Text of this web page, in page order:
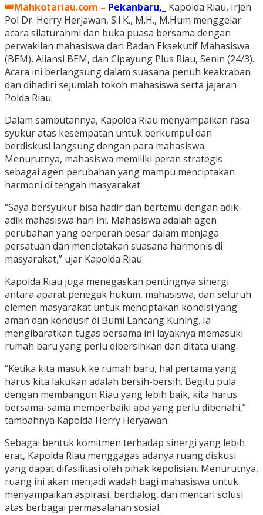
👑Mahkotariau.com – Pekanbaru,_ Kapolda Riau, Irjen
Pol Dr. Herry Herjawan, S.I.K., M.H., M.Hum menggelar
acara silaturahmi dan buka puasa bersama dengan
perwakilan mahasiswa dari Badan Eksekutif Mahasiswa
(BEM), Aliansi BEM, dan Cipayung Plus Riau, Senin (24/3).
Acara ini berlangsung dalam suasana penuh keakraban
dan dihadiri sejumlah tokoh mahasiswa serta jajaran
Polda Riau.
Dalam sambutannya, Kapolda Riau menyampaikan rasa
syukur atas kesempatan untuk berkumpul dan
berdiskusi langsung dengan para mahasiswa.
Menurutnya, mahasiswa memiliki peran strategis
sebagai agen perubahan yang mampu menciptakan
harmoni di tengah masyarakat.
“Saya bersyukur bisa hadir dan bertemu dengan adik-
adik mahasiswa hari ini. Mahasiswa adalah agen
perubahan yang berperan besar dalam menjaga
persatuan dan menciptakan suasana harmonis di
masyarakat,” ujar Kapolda Riau.
Kapolda Riau juga menegaskan pentingnya sinergi
antara aparat penegak hukum, mahasiswa, dan seluruh
elemen masyarakat untuk menciptakan kondisi yang
aman dan kondusif di Bumi Lancang Kuning. Ia
mengibaratkan tugas bersama ini layaknya memasuki
rumah baru yang perlu dibersihkan dan ditata ulang.
“Ketika kita masuk ke rumah baru, hal pertama yang
harus kita lakukan adalah bersih-bersih. Begitu pula
dengan membangun Riau yang lebih baik, kita harus
bersama-sama memperbaiki apa yang perlu dibenahi,”
tambahnya Kapolda Herry Heryawan.
Sebagai bentuk komitmen terhadap sinergi yang lebih
erat, Kapolda Riau menggagas adanya ruang diskusi
yang dapat difasilitasi oleh pihak kepolisian. Menurutnya,
ruang ini akan menjadi wadah bagi mahasiswa untuk
menyampaikan aspirasi, berdialog, dan mencari solusi
atas berbagai permasalahan sosial.